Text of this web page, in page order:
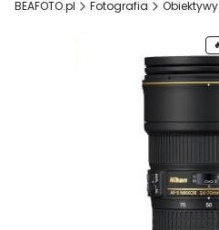
BEAFOTO.pl Fotografia Obiektywy